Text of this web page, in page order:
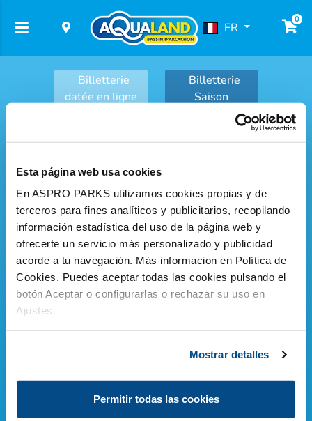
Esta página web usa cookies
En ASPRO PARKS utilizamos cookies propias y de
terceros para fines analíticos y publicitarios, recopilando
información estadística del uso de la página web y
ofrecerte un servicio más personalizado y publicidad
acorde a tu navegación. Más informacion en Política de
Cookies. Puedes aceptar todas las cookies pulsando el
botón Aceptar o configurarlas o rechazar su uso en
Ajustes.
Mostrar detalles
Permitir todas las cookies
FR
0
Billetterie
datée en ligne
Billetterie
Saison
ACHETEZ
VOS BILLETS
Billet Malin
LE BON PLAN!
Dès 24,50 €
Billet Tribu